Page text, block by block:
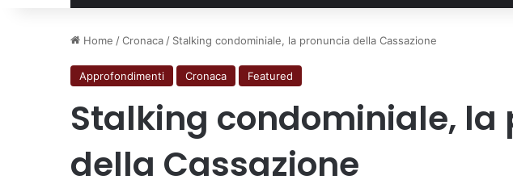
Home /Cronaca / Stalking condominiale, la pronuncia della Cassazione
Approfondimenti Cronaca Featured
Stalking condominiale, la
della Cassazione